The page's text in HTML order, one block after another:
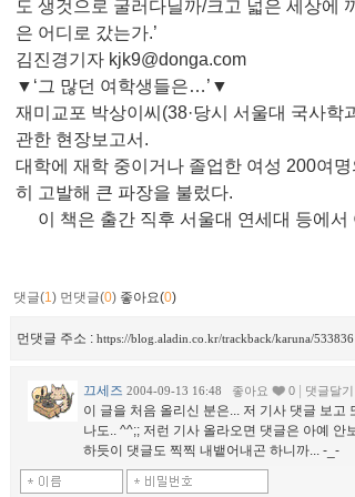
도 생것으로 굴러다닐까/크고 넓은 세상에
은 어디로 갔는가.’
김진경기자 kjk9@donga.com
▼‘그 많던 여학생들은…’▼
재미교포 박상이씨(38·당시 서울대 국사학
관한 현장보고서.
대학에 재학 중이거나 졸업한 여성 200여
히 고발해 큰 파장을 불렀다.
이 책은 출간 직후 서울대 연세대 등에
댓글(1) 먼댓글(0) 좋아요(0)
먼댓글 주소 : https://blog.aladin.co.kr/trackback/karuna/533836
끄세즈 2004-09-13 16:48 좋아요 0 댓글달기
이 글을 처음 올리신 분은... 저 기사 댓글 보고
나도.. ^^;; 저런 기사 올라오면 댓글은 아예 안
하듯이 댓글도 찍찍 내뱉어내곤 하니까... -_-